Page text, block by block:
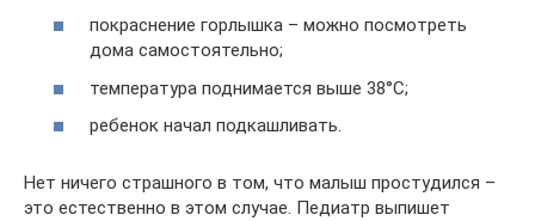
покраснение горлышка – можно посмотреть
дома самостоятельно;
температура поднимается выше 38°С;
ребенок начал подкашливать.
Нет ничего страшного в том, что малыш простудился –
это естественно в этом случае. Педиатр выпишет